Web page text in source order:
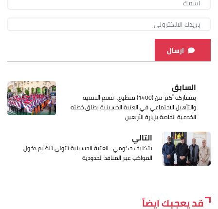
ارسال
السابق
بمشاركة أكثر من (1400) متطوع.. قسم التنمية
والتأهيل الاجتماعي في العتبة الحسينية يطلق خطته
الخدمية الخاصة بزيارة الأربعين
التالي
بتكليف حكومي.. العتبة الحسينية تتولى تنظيم دخول
المواكب عبر المنافذ الحدودية
قد يعجبك ايضاً